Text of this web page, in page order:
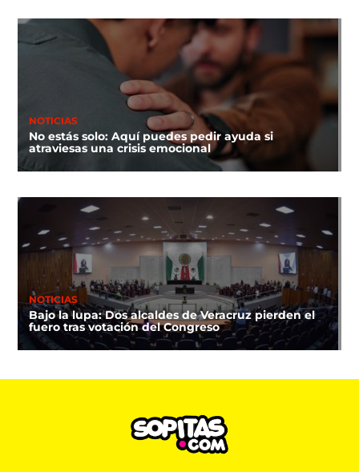
NOTICIAS
No estás solo: Aquí puedes pedir ayuda si
atraviesas una crisis emocional
NOTICIAS
Bajo la lupa: Dos alcaldes de Veracruz pierden el
fuero tras votación del Congreso